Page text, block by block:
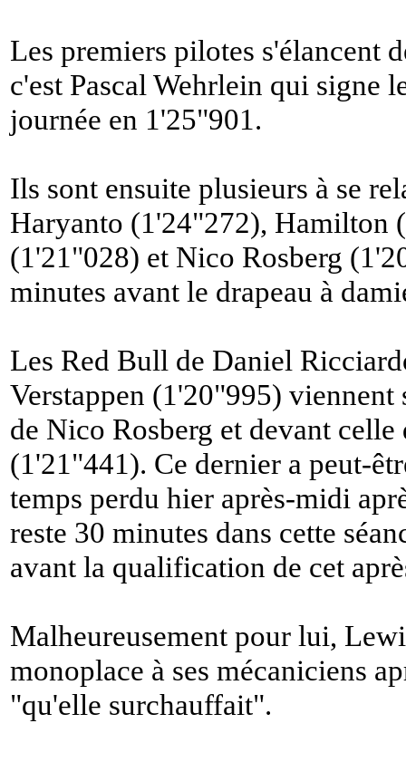
Les premiers pilotes s'élancent
c'est Pascal Wehrlein qui signe
journée en 1'25"901.
Ils sont ensuite plusieurs à se
Haryanto (1'24"272), Hamilton
(1'21"028) et Nico Rosberg
minutes avant le drapeau à
Les Red Bull de Daniel
Verstappen (1'20"995) viennent
de Nico Rosberg et devant
(1'21"441). Ce dernier a peut-
temps perdu hier après-midi
reste 30 minutes dans cette
avant la qualification de cet
Malheureusement pour lui,
monoplace à ses mécaniciens
"qu'elle surchauffait".